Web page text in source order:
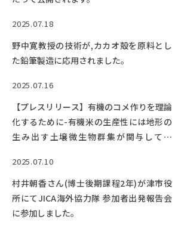
2025.07.18
野中寛教授の技術が,カカオ殻を原料とし
た鉛筆製造に応用されました。
2025.07.16
【プレスリリース】有機のコメ作りを理論
化するために-有機米の生産性には地形の
生み出す土壌微生物群集が関与してい
2025.07.10
村井朝香さん(博士後期課程2年)が津市役
所にてJICA海外協力隊 参加者出発報告会
に参加しました。